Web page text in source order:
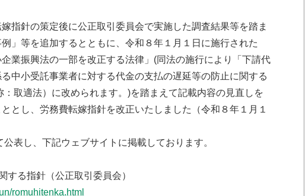
指針の策定後に公正取引委員会で実施した調査結果等を踏ま
」等を追加するとともに、令和８年１月１日に施行された
業振興法の一部を改正する法律」(同法の施行により「下請代
中小受託事業者に対する代金の支払の遅延等の防止に関する
取適法）に改められます。)を踏まえて記載内容の見直しを
とし、労務費転嫁指針を改正いたしました（令和８年１月１
表し、下記ウェブサイトに掲載しております。
する指針（公正取引委員会）
romuhitenka.html